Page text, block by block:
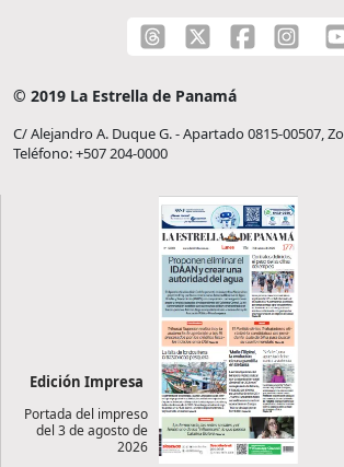
© 2019 La Estrella de Panamá
C/ Alejandro A. Duque G. - Apartado 0815-00507,
Teléfono: +507 204-0000
Edición Impresa
Portada del impreso
del 3 de agosto de
2026